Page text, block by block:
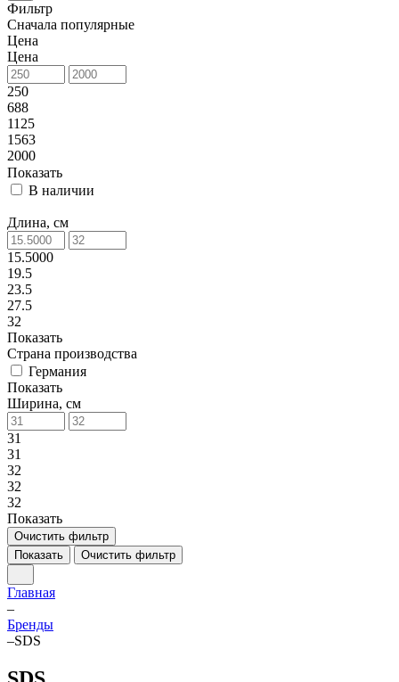
Фильтр
Сначала популярные
Цена
Цена
250
688
1125
1563
2000
Показать
В наличии
Длина, см
15.5000
19.5
23.5
27.5
32
Показать
Страна производства
Германия
Показать
Ширина, см
31
31
32
32
32
Показать
Очистить фильтр
Показать
Очистить фильтр
Главная
–
Бренды
–SDS